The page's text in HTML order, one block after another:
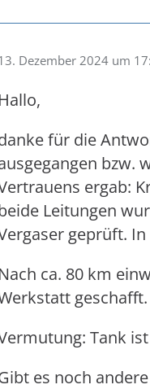
Dezember 2024 um
Hallo,
für die
bzw.
ergab:
Leitungen
geprüft.
Nach ca. 80 km
geschafft.
Tank
es noch